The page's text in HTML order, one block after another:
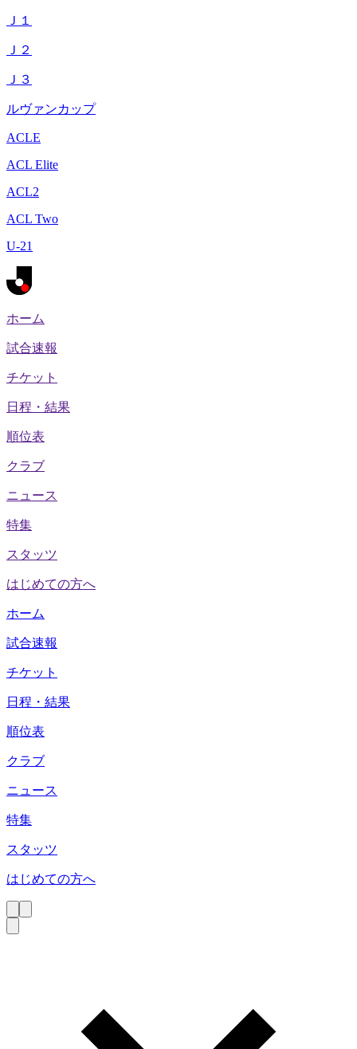
Ｊ１
Ｊ２
Ｊ３
ルヴァンカップ
ACLE
ACL Elite
ACL2
ACL Two
U-21
ホーム
試合速報
チケット
日程・結果
順位表
クラブ
ニュース
特集
スタッツ
はじめての方へ
ホーム
試合速報
チケット
日程・結果
順位表
クラブ
ニュース
特集
スタッツ
はじめての方へ